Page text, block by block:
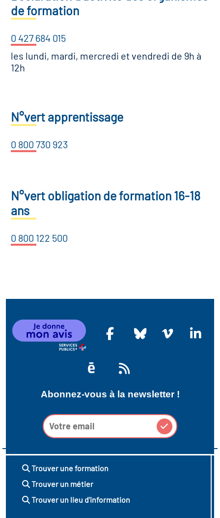
de formation
0 427 684 015
les lundi, mardi, mercredi et vendredi de 9h à
12h
N°vert apprentissage
0 800 730 923
N°vert obligation de formation 16-18
ans
0 800 122 500
Abonnez-vous à la newsletter !
Trouver une formation
Trouver un métier
Trouver un lieu d'information